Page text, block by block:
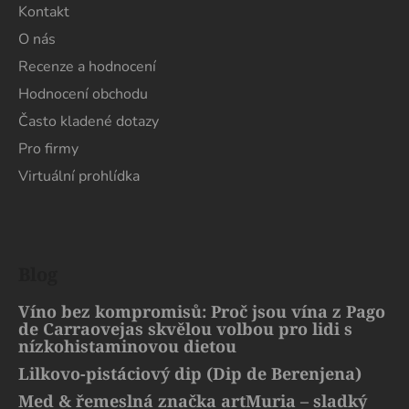
Kontakt
O nás
Recenze a hodnocení
Hodnocení obchodu
Často kladené dotazy
Pro firmy
Virtuální prohlídka
Víno bez kompromisů: Proč jsou vína z Pago
de Carraovejas skvělou volbou pro lidi s
nízkohistaminovou dietou
Lilkovo-pistáciový dip (Dip de Berenjena)
Med & řemeslná značka artMuria – sladký